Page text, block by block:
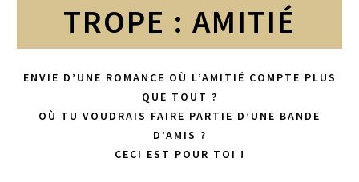
TROPE : AMITIÉ
ENVIE D’UNE ROMANCE OÙ L’AMITIÉ COMPTE PLUS
QUE TOUT ?
OÙ TU VOUDRAIS FAIRE PARTIE D’UNE BANDE
D’AMIS ?
CECI EST POUR TOI !